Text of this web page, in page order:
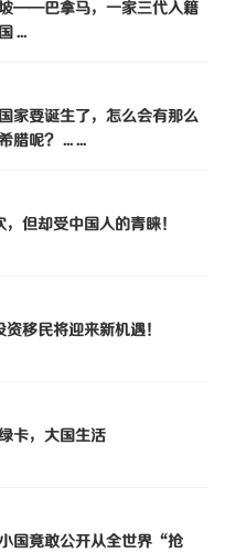
——巴拿马，一家三代入籍
...
家要诞生了，怎么会有那么
腊呢？ ... ...
但却受中国人的青睐！
移民将迎来新机遇！
卡，大国生活
国竟敢公开从全世界“抢